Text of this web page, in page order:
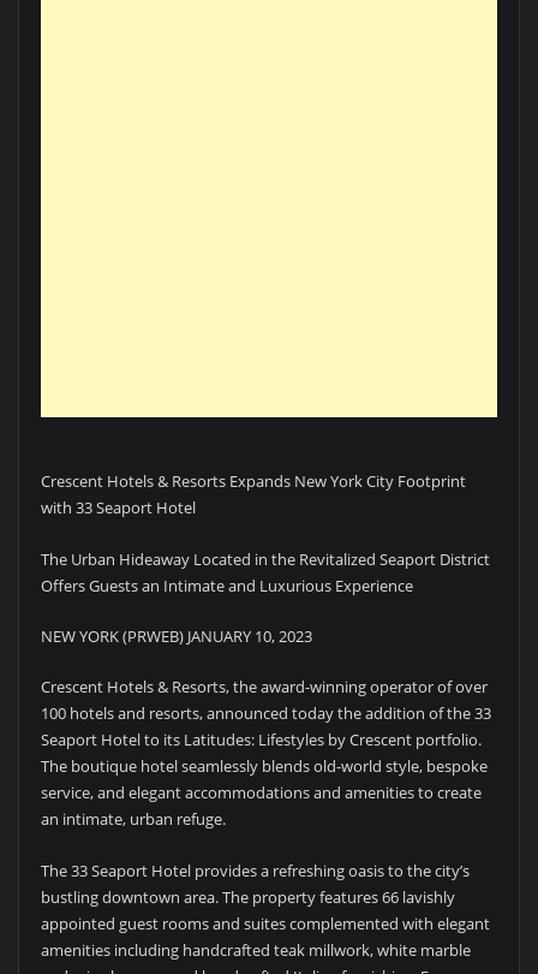
Crescent Hotels & Resorts Expands New York City Footprint
with 33 Seaport Hotel
The Urban Hideaway Located in the Revitalized Seaport District
Offers Guests an Intimate and Luxurious Experience
NEW YORK (PRWEB) JANUARY 10, 2023
Crescent Hotels & Resorts, the award-winning operator of over
100 hotels and resorts, announced today the addition of the 33
Seaport Hotel to its Latitudes: Lifestyles by Crescent portfolio.
The boutique hotel seamlessly blends old-world style, bespoke
service, and elegant accommodations and amenities to create
an intimate, urban refuge.
The 33 Seaport Hotel provides a refreshing oasis to the city’s
bustling downtown area. The property features 66 lavishly
appointed guest rooms and suites complemented with elegant
amenities including handcrafted teak millwork, white marble